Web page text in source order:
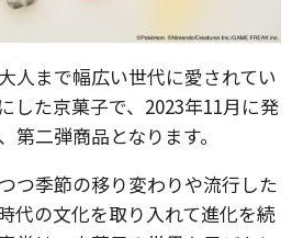
人まで幅広い世代に愛されてい
した京菓子で、2023年11月に発
第二弾商品となります。
つ季節の移り変わりや流行した
代の文化を取り入れて進化を続